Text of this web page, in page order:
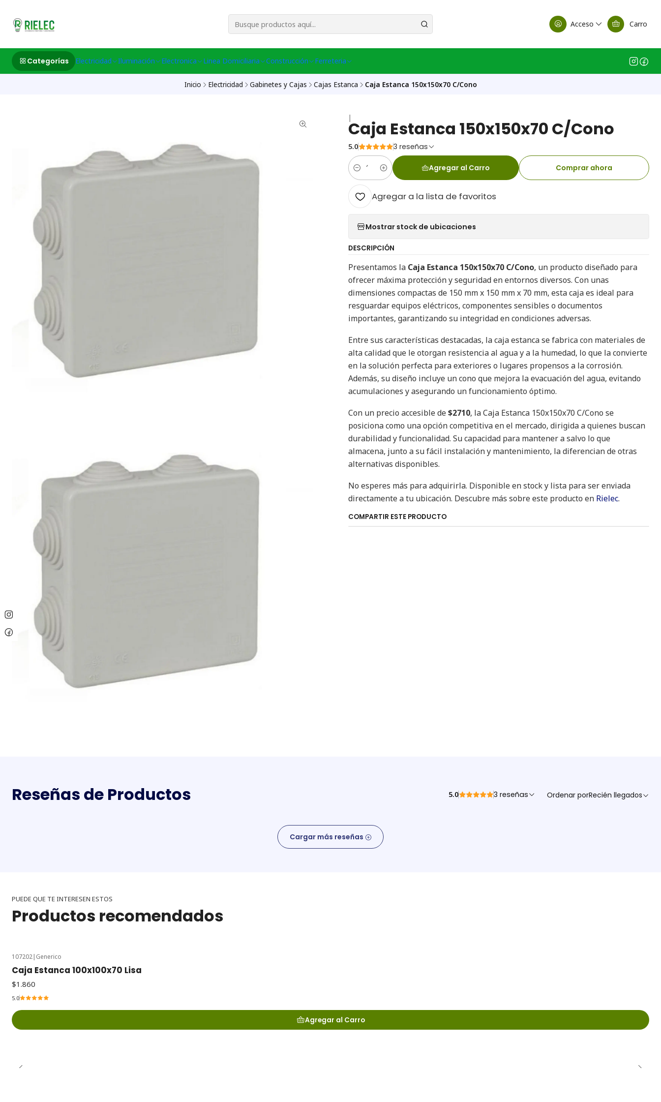
Acceso Carro
Categorías Electricidad Iluminación Electronica Linea Domiciliaria Construcción Ferreteria
Inicio Electricidad Gabinetes y Cajas Cajas Estanca Caja Estanca 150x150x70 C/Cono
|
Caja Estanca 150x150x70 C/Cono
5.0 3 reseñas
Cantidad
Agregar al Carro Comprar ahora
Agregar a la lista de favoritos
Mostrar stock de ubicaciones
DESCRIPCIÓN
Presentamos la Caja Estanca 150x150x70 C/Cono, un producto diseñado para
ofrecer máxima protección y seguridad en entornos diversos. Con unas
dimensiones compactas de 150 mm x 150 mm x 70 mm, esta caja es ideal para
resguardar equipos eléctricos, componentes sensibles o documentos
importantes, garantizando su integridad en condiciones adversas.
Entre sus características destacadas, la caja estanca se fabrica con materiales de
alta calidad que le otorgan resistencia al agua y a la humedad, lo que la convierte
en la solución perfecta para exteriores o lugares propensos a la corrosión.
Además, su diseño incluye un cono que mejora la evacuación del agua, evitando
acumulaciones y asegurando un funcionamiento óptimo.
Con un precio accesible de$2710, la Caja Estanca 150x150x70 C/Cono se
posiciona como una opción competitiva en el mercado, dirigida a quienes buscan
durabilidad y funcionalidad. Su capacidad para mantener a salvo lo que
almacena, junto a su fácil instalación y mantenimiento, la diferencian de otras
alternativas disponibles.
No esperes más para adquirirla. Disponible en stock y lista para ser enviada
directamente a tu ubicación. Descubre más sobre este producto en Rielec.
COMPARTIR ESTE PRODUCTO
Reseñas de Productos 5.0 3 reseñas Ordenar porRecién llegados
Cargar más reseñas
PUEDE QUE TE INTERESEN ESTOS
Productos recomendados
107202| Generico
Caja Estanca 100x100x70 Lisa
$1.860
5.0
Agregar al Carro